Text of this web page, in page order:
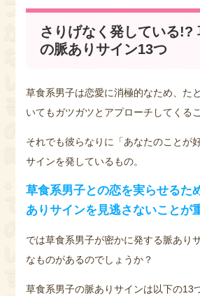
さりげなく発している!?
の脈ありサイン13つ
草食系男子は恋愛に消極的なため、た
いてもガツガツとアプローチしてくる
それでも彼らなりに「あなたのことが
サインを発しているもの。
草食系男子との恋を実らせるた
ありサインを見逃さないことが
では草食系男子が密かに発する脈あり
なものがあるのでしょうか？
草食系男子の脈ありサインは以下の13